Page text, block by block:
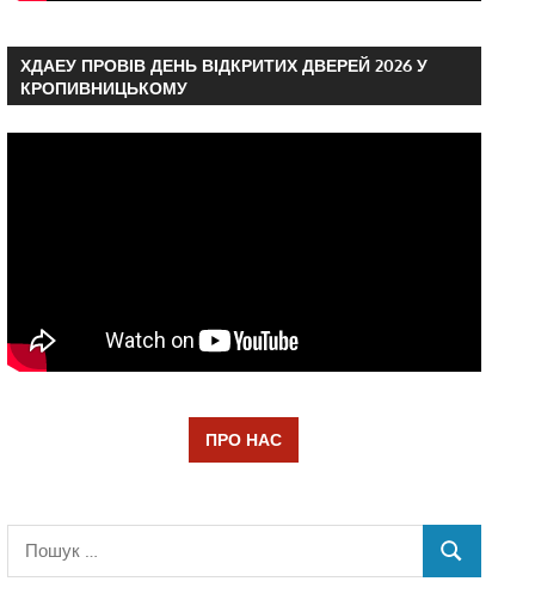
ХДАЕУ ПРОВІВ ДЕНЬ ВІДКРИТИХ ДВЕРЕЙ 2026 У
КРОПИВНИЦЬКОМУ
ПРО НАС